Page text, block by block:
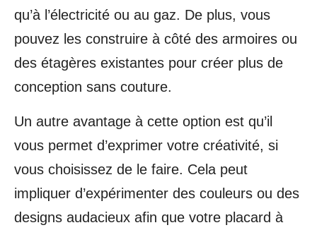
qu’à l’électricité ou au gaz. De plus, vous
pouvez les construire à côté des armoires ou
des étagères existantes pour créer plus de
conception sans couture.
Un autre avantage à cette option est qu’il
vous permet d’exprimer votre créativité, si
vous choisissez de le faire. Cela peut
impliquer d’expérimenter des couleurs ou des
designs audacieux afin que votre placard à